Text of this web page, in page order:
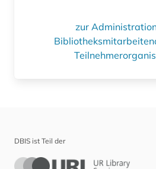
zur
DBIS ist Teil der